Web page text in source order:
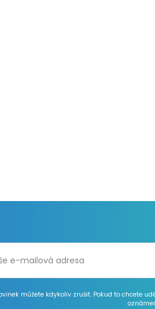
můžete kdykoliv zrušit. Pokud to chcete